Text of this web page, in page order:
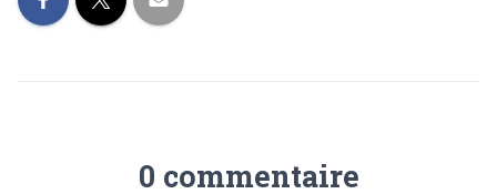
0 commentaire